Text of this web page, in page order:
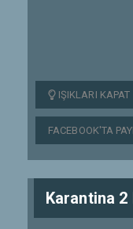
IŞIKLARI KAPAT
FACEBOOK'TA
Karantina 2